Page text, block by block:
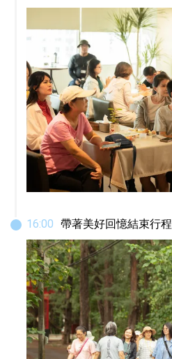
16:00 帶著美好回憶結束行程